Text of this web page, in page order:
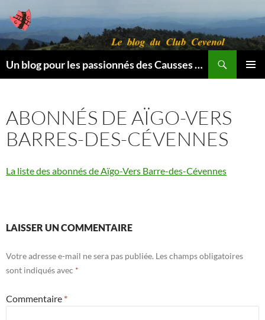
au
contenu
Un blog pour les passionnés des Causses et des Cévennes.
ABONNÉS DE AÏGO-VERS
BARRES-DES-CÉVENNES
La liste des abonnés de Aïgo-Vers Barre-des-Cévennes
LAISSER UN COMMENTAIRE
Votre adresse e-mail ne sera pas publiée. Les champs obligatoires
sont indiqués avec *
Commentaire *